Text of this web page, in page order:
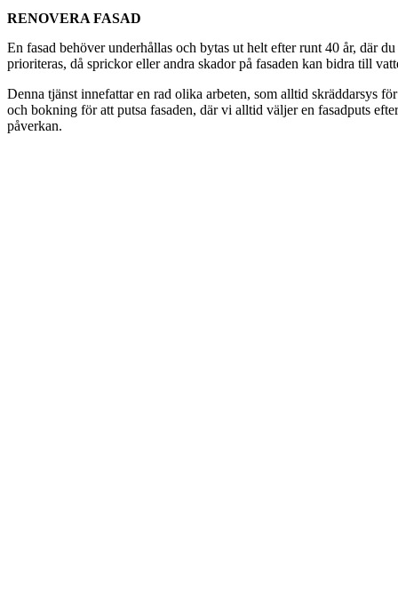
RENOVERA FASAD
En fasad behöver underhållas och bytas ut helt efter runt 40 år, där
prioriteras, då sprickor eller andra skador på fasaden kan bidra till
Denna tjänst innefattar en rad olika arbeten, som alltid skräddarsys
och bokning för att putsa fasaden, där vi alltid väljer en fasadputs
påverkan.